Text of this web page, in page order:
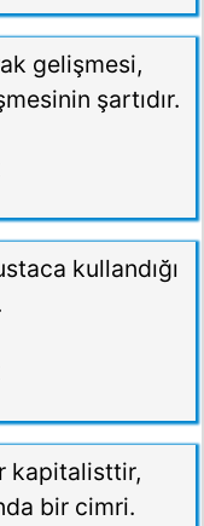
gelişmesi,
şartıdır.
kullandığı
kapitalisttir,
bir cimri.